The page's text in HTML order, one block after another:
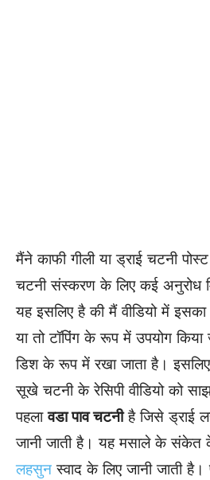
मैंने काफी गीली या ड्राई चटनी
चटनी संस्करण के लिए कई अनुरोध
यह इसलिए है की मैं वीडियो में
या तो टॉपिंग के रूप में उपयोग
डिश के रूप में रखा जाता है।
सूखे चटनी के रेसिपी वीडियो को
पहलावडा पाव चटनीहै जिसे ड्राई
जानी जाती है। यह मसालेके संकेत
लहसुन स्वाद के लिए जानी जाती